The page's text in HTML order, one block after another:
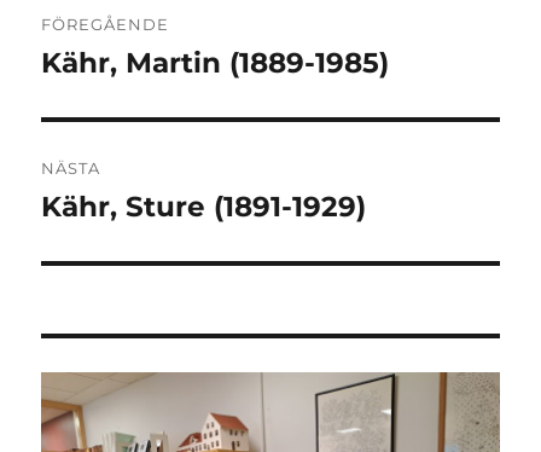
FÖREGÅENDE
Föregående
Kähr, Martin (1889-1985)
NÄSTA
Nästa
Kähr, Sture (1891-1929)